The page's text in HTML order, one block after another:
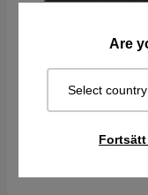
Are
Select country